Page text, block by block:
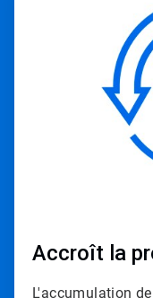
Accroît la
L'accumulation